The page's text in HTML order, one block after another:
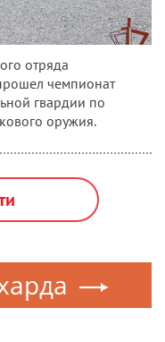
отряда
чемпионат
гвардии по
оружия.